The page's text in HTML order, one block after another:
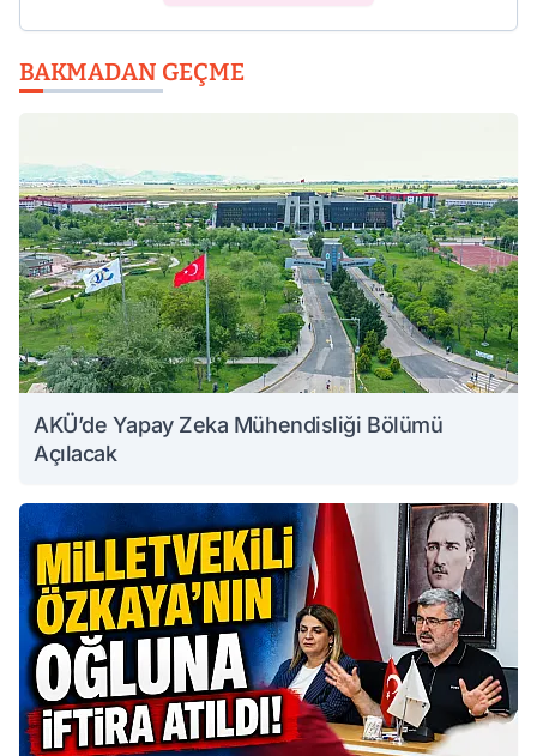
BAKMADAN GEÇME
AKÜ’de Yapay Zeka Mühendisliği Bölümü
Açılacak